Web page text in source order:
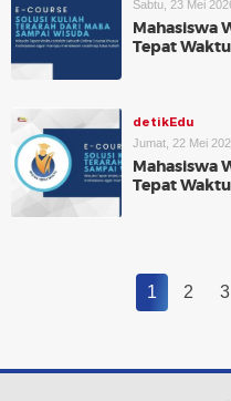
Sabtu, 23 Mei
Mahasiswa
Tepat
detikEdu
Jumat, 22 Mei
Mahasiswa
Tepat
1 2 3